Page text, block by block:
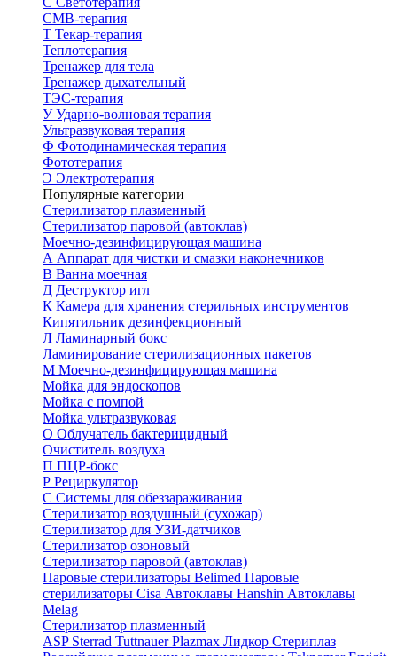
СМВ-терапия
Т Текар-терапия
Теплотерапия
Тренажер для тела
Тренажер дыхательный
ТЭС-терапия
УУдарно-волновая терапия
Ультразвуковая терапия
Ф Фотодинамическая терапия
Фототерапия
Э Электротерапия
Популярные категории
Стерилизатор плазменный
Стерилизатор паровой (автоклав)
Моечно-дезинфицирующая машина
А Аппарат для чистки и смазки наконечников
В Ванна моечная
Д Деструктор игл
К Камера для хранения стерильных инструментов
Кипятильник дезинфекционный
Л Ламинарный бокс
Ламинирование стерилизационных пакетов
М Моечно-дезинфицирующая машина
Мойка для эндоскопов
Мойка с помпой
Мойка ультразвуковая
О Облучатель бактерицидный
Очиститель воздуха
П ПЦР-бокс
Р Рециркулятор
С Системы для обеззараживания
Стерилизатор воздушный (сухожар)
Стерилизатор для УЗИ-датчиков
Стерилизатор озоновый
Стерилизатор паровой (автоклав)
Паровые стерилизаторы Belimed Паровые
стерилизаторы Cisa Автоклавы Hanshin Автоклавы
Melag
Стерилизатор плазменный
ASP Sterrad Tuttnauer Plazmax Лидкор Стериплаз